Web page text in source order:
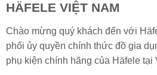
HÄFELE VIỆT NAM
Chào mừng quý khách đến với
phối ủy quyền chính thức đồ gia
phụ kiện chính hãng của Häfeletại